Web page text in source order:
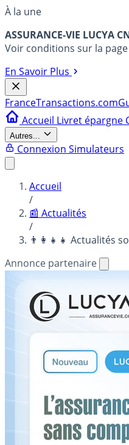
À la une
ASSURANCE-VIE LUCYA
Voir conditions sur la
En Savoir Plus
FranceTransactions.com
Accueil Livret épargne
Autres...
Connexion Simulateurs
Accueil
/
📰 Actualités
/
👨‍👩‍👧‍👧 Actualités
Annonce partenaire